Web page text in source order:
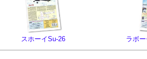
スホーイSu-26 ラボ